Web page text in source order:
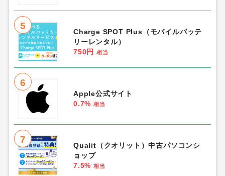
5
Charge SPOT Plus（モバイルバッテ
リーレンタル）
750円
相当
6
Apple公式サイト
0.7% 相当
7
Qualit（クオリット）中古パソコンシ
ョップ
7.5% 相当